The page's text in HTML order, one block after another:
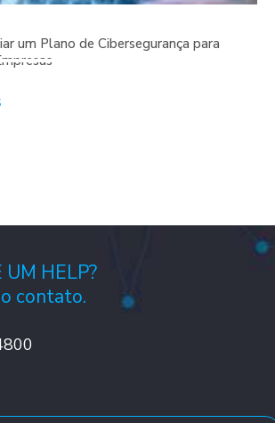
um Plano de Cibersegurança para
UM HELP?
contato.